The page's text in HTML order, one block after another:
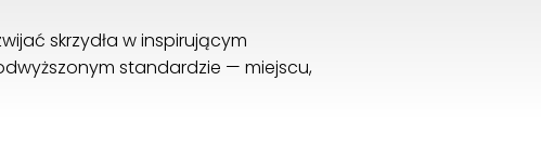
skrzydła w inspirującym
standardzie — miejscu,